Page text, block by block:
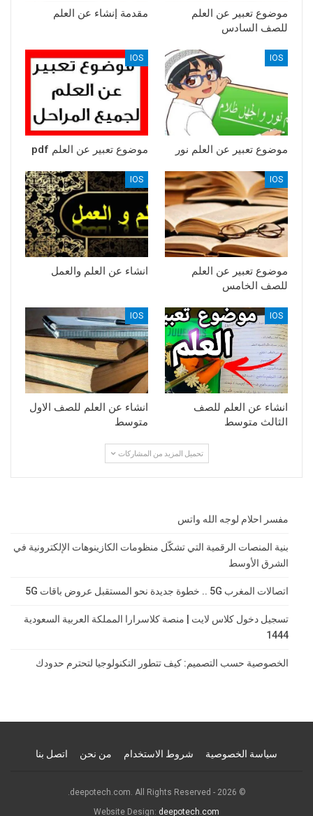
موضوع تعبير عن العلم
للصف السادس
مقدمة إنشاء عن العلم
IOS
موضوع تعبير عن العلم نور
IOS
موضوع تعبير عن العلم pdf
IOS
موضوع تعبير عن العلم
للصف الخامس
IOS
انشاء عن العلم والعمل
IOS
انشاء عن العلم للصف
الثالث متوسط
IOS
انشاء عن العلم للصف الاول
متوسط
تحميل المزيد من المشاركات
مفسر احلام لوجه الله واتس
بنية المنصات الرقمية التي تشكّل منظومات الكازينوهات الإلكترونية في
الشرق الأوسط
اتصالات المغرب 5G .. خطوة جديدة نحو المستقبل عروض باقات 5G
تسجيل دخول كلاس لايت | منصة كلاسرارا المملكة العربية السعودية
1444
الخصوصية حسب التصميم: كيف تتطور التكنولوجيا لتحترم حدودك
سياسة الخصوصية شروط الاستخدام من نحن اتصل بنا
© 2026 - deepotech.com. All Rights Reserved.
Website Design: deepotech.com